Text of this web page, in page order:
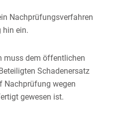
Nachprüfungsverfahren
hin ein.
muss dem öffentlichen
Schadenersatz
Nachprüfung wegen
gewesen ist.